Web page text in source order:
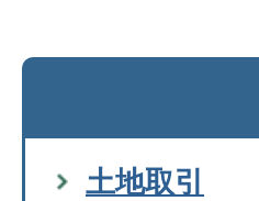
土地取引